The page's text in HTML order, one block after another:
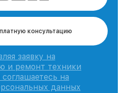
консультацию
заявку на
и ремонт техники
на
данных